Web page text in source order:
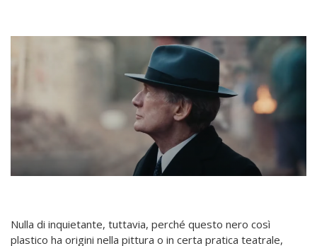
Nulla di inquietante, tuttavia, perché questo nero così
plastico ha origini nella pittura o in certa pratica teatrale,